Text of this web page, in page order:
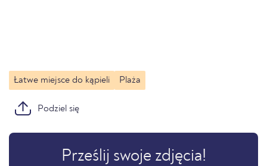
Łatwe miejsce do kąpieli Plaża
Podziel się
Prześlij swoje zdjęcia!